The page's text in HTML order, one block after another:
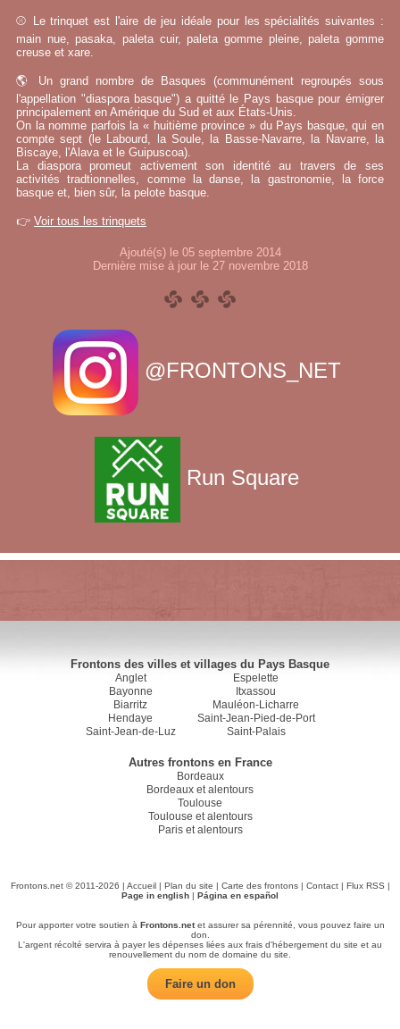
⚾ Le trinquet est l'aire de jeu idéale pour les spécialités suivantes :
main nue, pasaka, paleta cuir, paleta gomme pleine, paleta gomme
creuse et xare.
🌎 Un grand nombre de Basques (communément regroupés sous
l'appellation "diaspora basque") a quitté le Pays basque pour émigrer
principalement en Amérique du Sud et aux États-Unis.
On la nomme parfois la « huitième province » du Pays basque, qui en
compte sept (le Labourd, la Soule, la Basse-Navarre, la Navarre, la
Biscaye, l'Alava et le Guipuscoa).
La diaspora promeut activement son identité au travers de ses
activités tradtionnelles, comme la danse, la gastronomie, la force
basque et, bien sûr, la pelote basque.
👉 Voir tous les trinquets
Ajouté(s) le 05 septembre 2014
Dernière mise à jour le 27 novembre 2018
@FRONTONS_NET
Run Square
Frontons des villes et villages du Pays Basque
Anglet
Bayonne
Biarritz
Hendaye
Saint-Jean-de-Luz
Espelette
Itxassou
Mauléon-Licharre
Saint-Jean-Pied-de-Port
Saint-Palais
Autres frontons en France
Bordeaux
Bordeaux et alentours
Toulouse
Toulouse et alentours
Paris et alentours
Frontons.net © 2011-2026 | Accueil| Plan du site | Carte des frontons| Contact| Flux RSS |
Page in english | Página en español
Pour apporter votre soutien à Frontons.netet assurer sa pérennité, vous pouvez faire un
don.
L'argent récolté servira à payer les dépenses liées aux frais d'hébergement du site et au
renouvellement du nom de domaine du site.
Faire un don